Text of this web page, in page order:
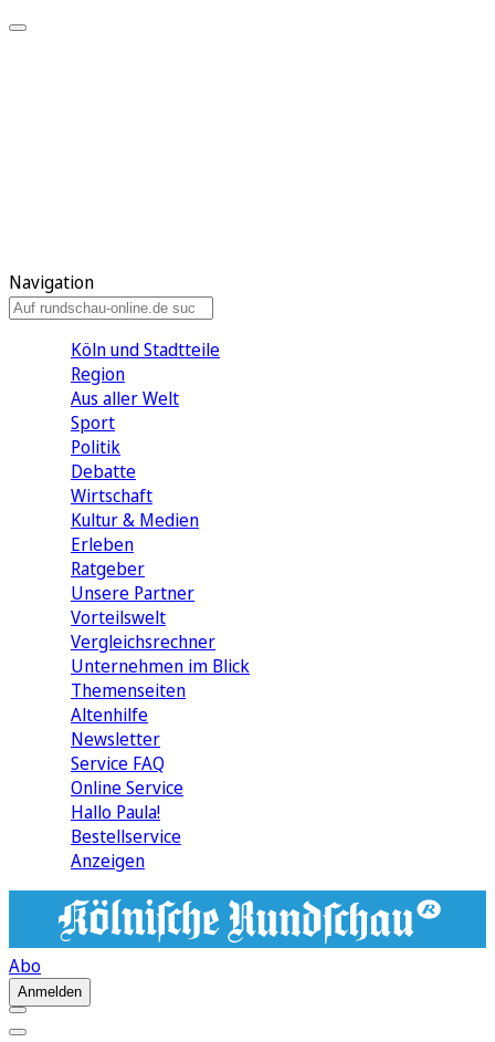
Navigation
Köln und Stadtteile
Region
Aus aller Welt
Sport
Politik
Debatte
Wirtschaft
Kultur & Medien
Erleben
Ratgeber
Unsere Partner
Vorteilswelt
Vergleichsrechner
Unternehmen im Blick
Themenseiten
Altenhilfe
Newsletter
Service FAQ
Online Service
Hallo Paula!
Bestellservice
Anzeigen
Abo
Anmelden